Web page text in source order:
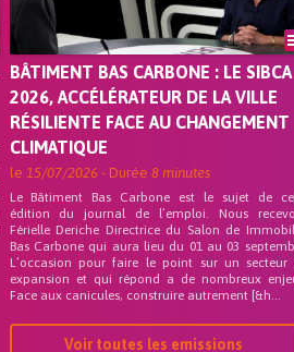
BÂTIMENT BAS CARBONE : LE SIBCA
2026, ACCÉLÉRATEUR DE LA VILLE
RÉSILIENTE FACE AU CHANGEMENT
CLIMATIQUE
le 15/07/2026 - Durée 8 minutes
Le Bâtiment Bas Carbone est le sujet de
édition du journal de l’emploi. Nous
Férielle Deriche Directrice du Salon de
Bas Carbone qui aura lieu du 01 au 03
L’occasion pour faire le point sur un secteur
expansion et qui répond a de nombreux
Face aux canicules, construire autrement [&h...
Voir toutes les emissions